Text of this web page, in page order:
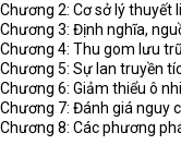
Chương 2: Cơ sở lý thuyết
Chương 3: Định nghĩa,
Chương 4: Thu gom lưu
Chương 5: Sự lan truyền
Chương 6: Giảm thiểu ô
Chương 7: Đánh giá nguy
Chương 8: Các phương